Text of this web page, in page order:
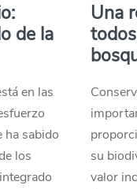
de la
en las
ha sabido
los
Una
su
valor